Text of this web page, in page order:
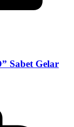
Sabet Gelar